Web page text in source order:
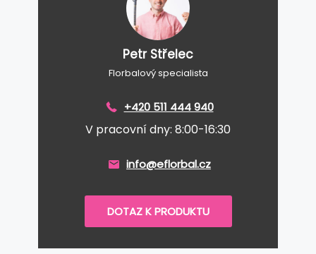
Petr Střelec
Florbalový specialista
+420 511 444 940
V pracovní dny: 8:00-16:30
info@eflorbal.cz
DOTAZ K PRODUKTU